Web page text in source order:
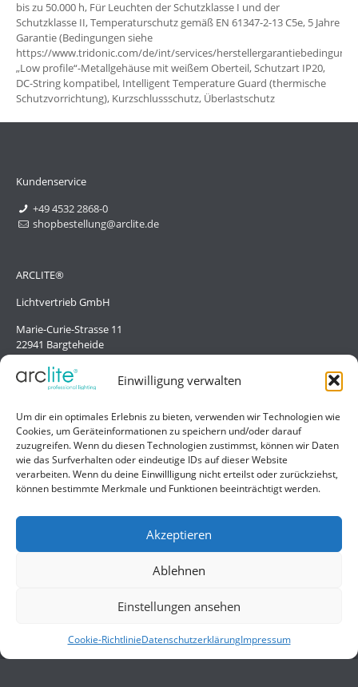
Einwilligung verwalten
Um dir ein optimales Erlebnis zu bieten, verwenden wir Technologien wie
Cookies, um Geräteinformationen zu speichern und/oder darauf
zuzugreifen. Wenn du diesen Technologien zustimmst, können wir Daten
wie das Surfverhalten oder eindeutige IDs auf dieser Website
verarbeiten. Wenn du deine Einwillligung nicht erteilst oder zurückziehst,
können bestimmte Merkmale und Funktionen beeinträchtigt werden.
Akzeptieren
Ablehnen
Einstellungen ansehen
Cookie-RichtlinieDatenschutzerklärungImpressum
bis zu 50.000 h, Für Leuchten der Schutzklasse I und der
Schutzklasse II, Temperaturschutz gemäß EN 61347-2-13 C5e, 5 Jahre
Garantie (Bedingungen siehe
https://www.tridonic.com/de/int/services/
„Low profile“-Metallgehäuse mit weißem Oberteil, Schutzart IP20,
DC-String kompatibel, Intelligent Temperature Guard (thermische
Schutzvorrichtung), Kurzschlussschutz, Überlastschutz
Kundenservice
+49 4532 2868-0
shopbestellung@arclite.de
ARCLITE®
Lichtvertrieb GmbH
Marie-Curie-Strasse 11
22941 Bargteheide
Deutschland/Germany
Hilfe
Liefer- und Zahlungsbedingungen
Kontakt